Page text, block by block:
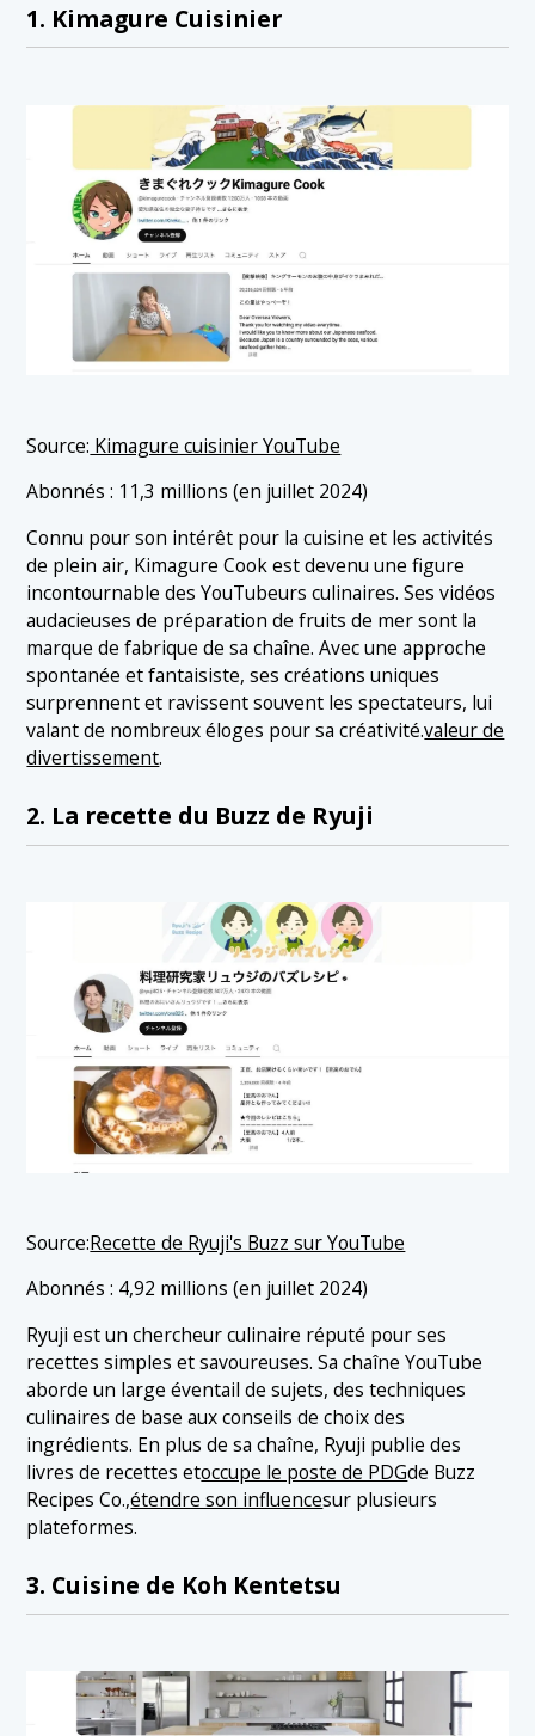
1. Kimagure Cuisinier
Source: Kimagure cuisinier YouTube
Abonnés : 11,3 millions (en juillet 2024)
Connu pour son intérêt pour la cuisine et les activités
de plein air, Kimagure Cook est devenu une figure
incontournable des YouTubeurs culinaires. Ses vidéos
audacieuses de préparation de fruits de mer sont la
marque de fabrique de sa chaîne. Avec une approche
spontanée et fantaisiste, ses créations uniques
surprennent et ravissent souvent les spectateurs, lui
valant de nombreux éloges pour sa créativité.valeur de
divertissement.
2. La recette du Buzz de Ryuji
Source:Recette de Ryuji's Buzz sur YouTube
Abonnés : 4,92 millions (en juillet 2024)
Ryuji est un chercheur culinaire réputé pour ses
recettes simples et savoureuses. Sa chaîne YouTube
aborde un large éventail de sujets, des techniques
culinaires de base aux conseils de choix des
ingrédients. En plus de sa chaîne, Ryuji publie des
livres de recettes etoccupe le poste de PDGde Buzz
Recipes Co.,étendre son influencesur plusieurs
plateformes.
3. Cuisine de Koh Kentetsu